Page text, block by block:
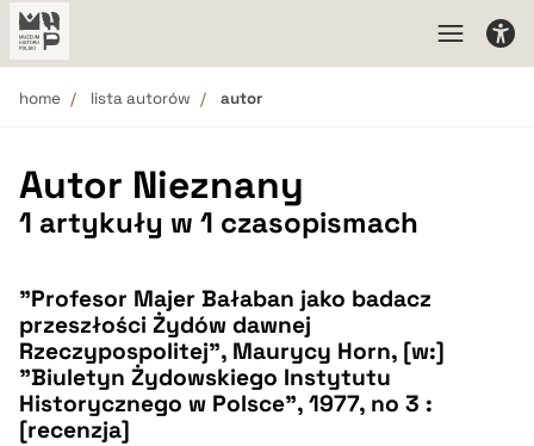
home lista autorów autor
Autor Nieznany
1 artykuły w 1 czasopismach
"Profesor Majer Bałaban jako badacz
przeszłości Żydów dawnej
Rzeczypospolitej", Maurycy Horn, [w:]
"Biuletyn Żydowskiego Instytutu
Historycznego w Polsce", 1977, no 3 :
[recenzja]